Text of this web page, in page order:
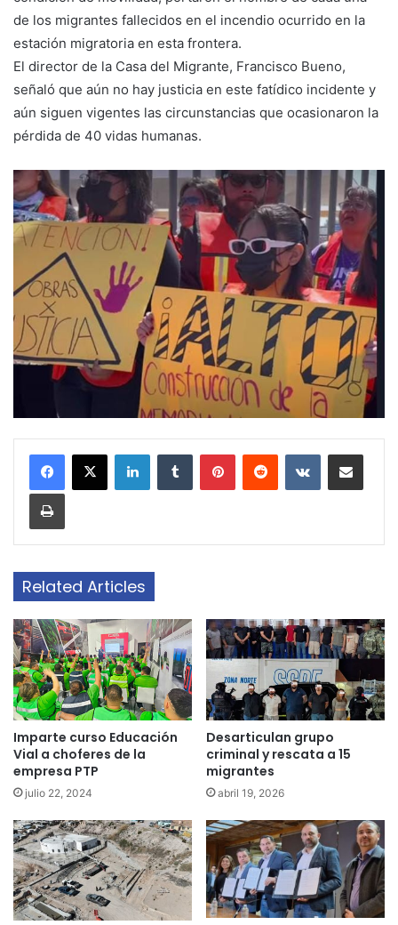
de los migrantes fallecidos en el incendio ocurrido en la
estación migratoria en esta frontera.
El director de la Casa del Migrante, Francisco Bueno,
señaló que aún no hay justicia en este fatídico incidente y
aún siguen vigentes las circunstancias que ocasionaron la
pérdida de 40 vidas humanas.
LinkedInTumblr PinterestReddit VKontakteShare via Email
Print
Related Articles
Imparte curso Educación
Vial a choferes de la
empresa PTP
julio 22, 2024
Desarticulan grupo
criminal y rescata a 15
migrantes
abril 19, 2026